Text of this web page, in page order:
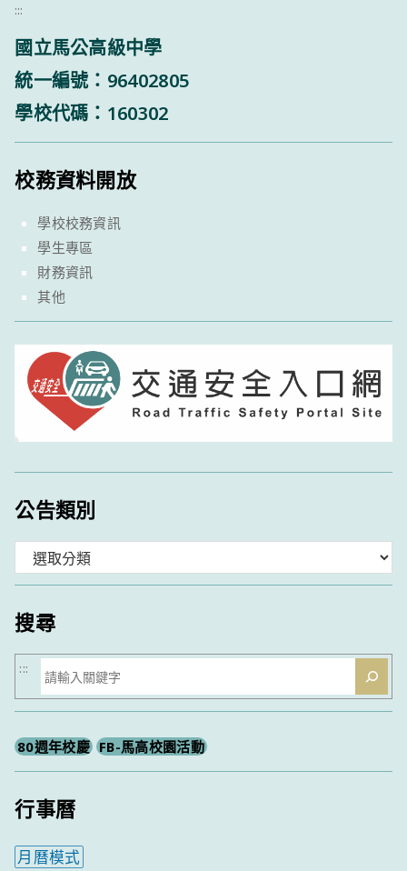
:::
國立馬公高級中學
統一編號：96402805
學校代碼：160302
校務資料開放
學校校務資訊
學生專區
財務資訊
其他
公告類別
類
搜尋
搜
尋
:::
80週年校慶 FB-馬高校園活動
行事曆
月曆模式